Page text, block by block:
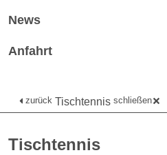
News
Anfahrt
zurück Tischtennis schließen
Tischtennis